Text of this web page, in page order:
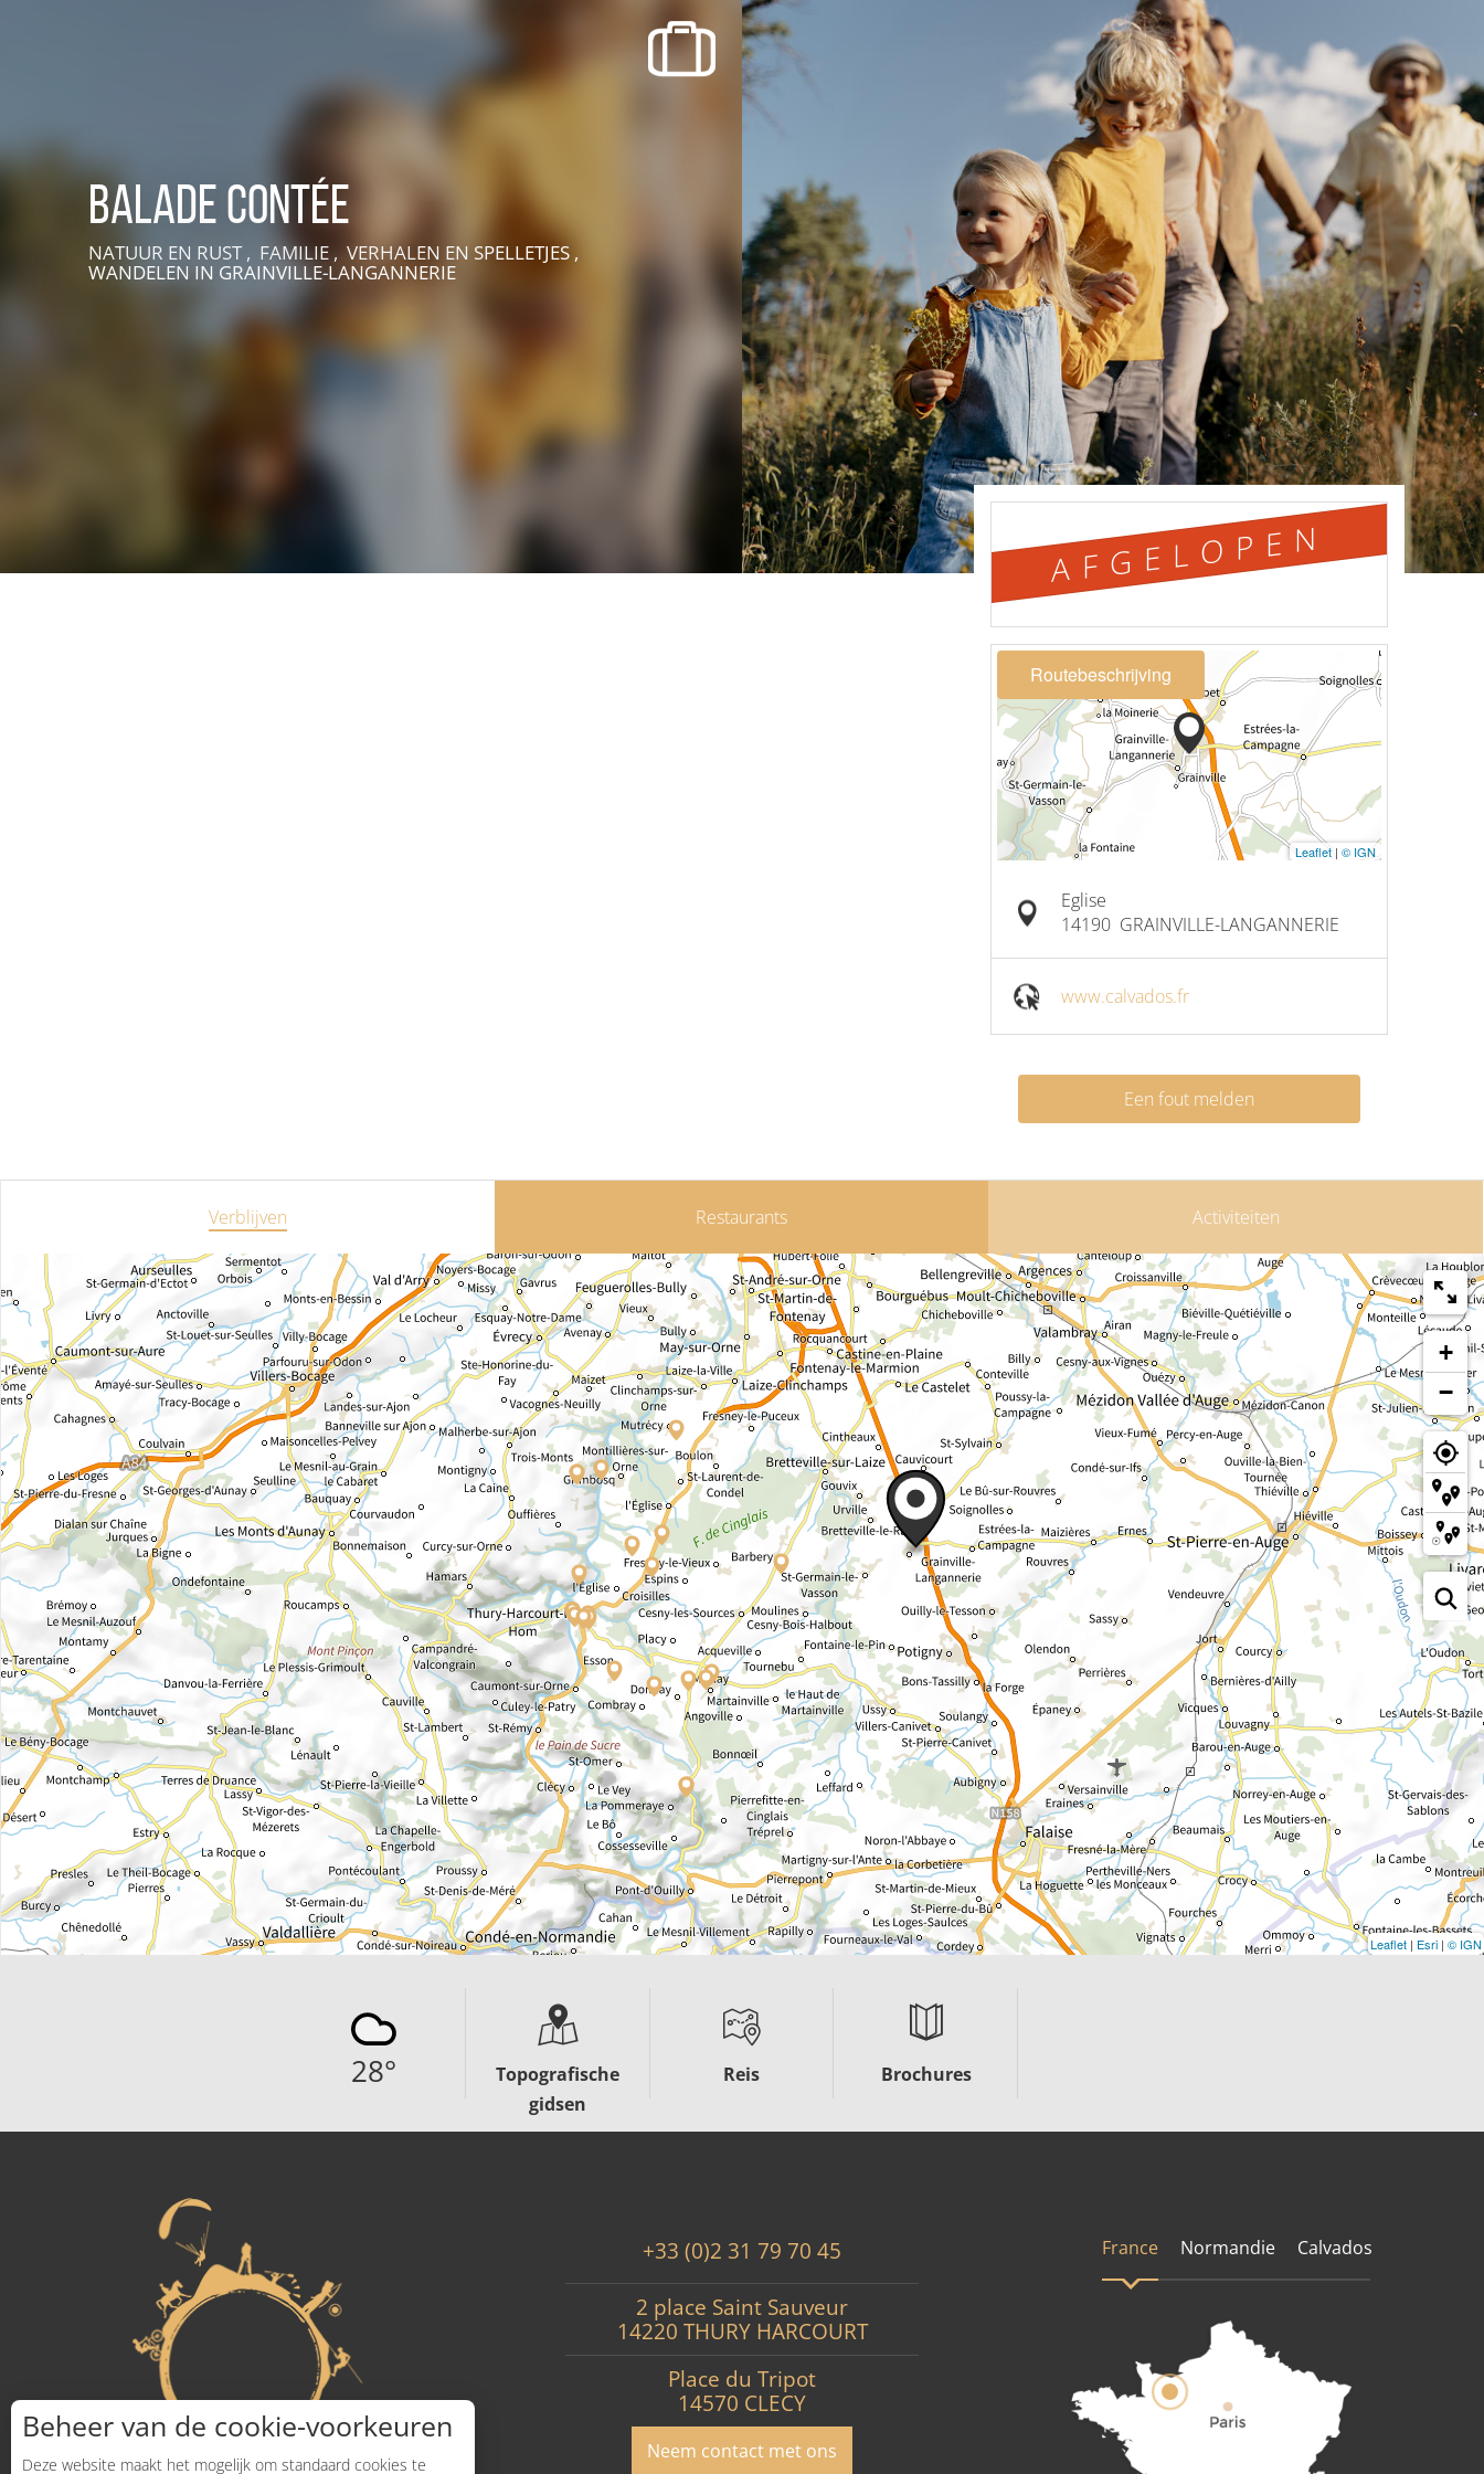
recherche des lumières disparues
Evenementen
Lokale verenigingen
VIVEZ UNE EXPÉRIENCE EN SUISSE NORMANDE
Balade Contée
NATUUR EN RUST , FAMILIE , VERHALEN EN SPELLETJES ,
WANDELEN IN GRAINVILLE-LANGANNERIE
AFGELOPEN
Routebeschrijving
Leaflet | © IGN
Eglise
14190 GRAINVILLE-LANGANNERIE
www.calvados.fr
Een fout melden
Verblijven Restaurants Activiteiten
+
−
Leaflet | Esri | © IGN
28°
Topografische
gidsen
Reis Brochures
+33 (0)2 31 79 70 45
2 place Saint Sauveur
14220 THURY HARCOURT
Place du Tripot
14570 CLECY
Neem contact met ons
France Normandie Calvados
Beheer van de cookie-voorkeuren
Deze website maakt het mogelijk om standaard cookies te